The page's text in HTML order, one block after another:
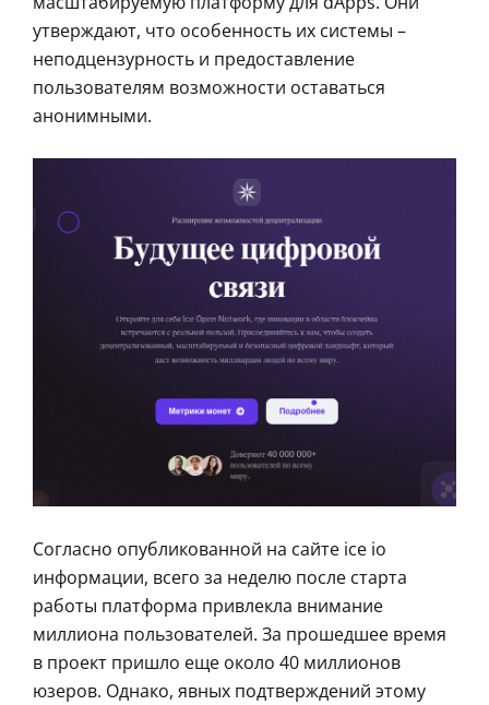
утверждают, что особенность их системы –
неподцензурность и предоставление
пользователям возможности оставаться
анонимными.
Согласно опубликованной на сайте ice io
информации, всего за неделю после старта
работы платформа привлекла внимание
миллиона пользователей. За прошедшее время
в проект пришло еще около 40 миллионов
юзеров. Однако, явных подтверждений этому